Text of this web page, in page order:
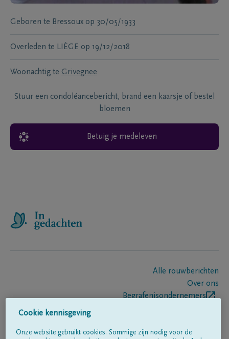
Geboren te Bressoux op 30/05/1933
Overleden te LIÈGE op 19/12/2018
Woonachtig te Grivegnee
Stuur een condoléancebericht, brand een kaarsje of bestel
bloemen
Betuig je medeleven
Alle rouwberichten
Over ons
Begrafenisondernemers
Cookie kennisgeving
Onze website gebruikt cookies. Sommige zijn nodig voor de